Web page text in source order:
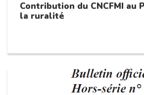
Contribution du CNCFMI au
la ruralité